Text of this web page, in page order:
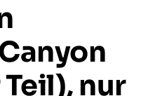
Teil), nur